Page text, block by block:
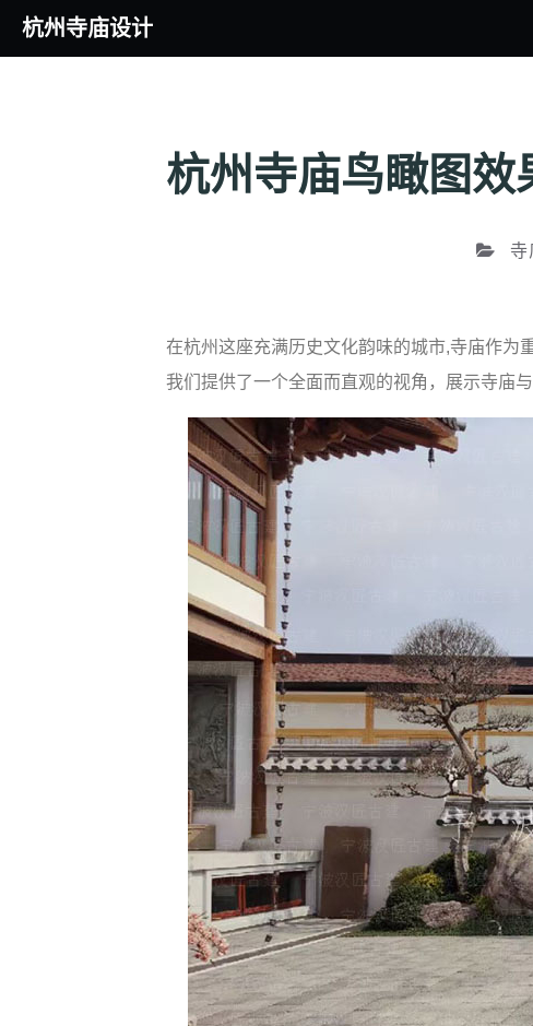
杭州寺庙设计
杭州寺庙鸟瞰图
寺
在杭州这座充满历史文化韵味的城市,寺庙作为
我们提供了一个全面而直观的视角，展示寺庙